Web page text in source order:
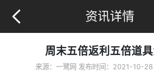
资讯详情
周末五倍返利五倍道
来源：一鹭网 发布时间： 2021-10-